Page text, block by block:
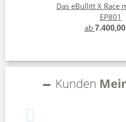
Das eBullitt X Race
EP801
ab
Kunden